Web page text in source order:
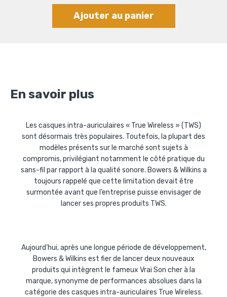
Ajouter au panier
En savoir plus
Les casques intra-auriculaires « True Wireless » (TWS)
sont désormais très populaires. Toutefois, la plupart des
modèles présents sur le marché sont sujets à
compromis, privilégiant notamment le côté pratique du
sans-fil par rapport à la qualité sonore. Bowers & Wilkins a
toujours rappelé que cette limitation devait être
surmontée avant que l’entreprise puisse envisager de
lancer ses propres produits TWS.
Aujourd’hui, après une longue période de développement,
Bowers & Wilkins est fier de lancer deux nouveaux
produits qui intègrent le fameux Vrai Son cher à la
marque, synonyme de performances absolues dans la
catégorie des casques intra-auriculaires True Wireless.